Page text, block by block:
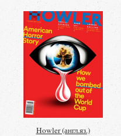
Howler (англ.яз.)